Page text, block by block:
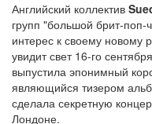
Английский коллектив
групп "большой брит-поп-
интерес к своему новому
увидит свет 16-го
выпустила эпонимный
являющийся тизером
сделала секретную
Лондоне.